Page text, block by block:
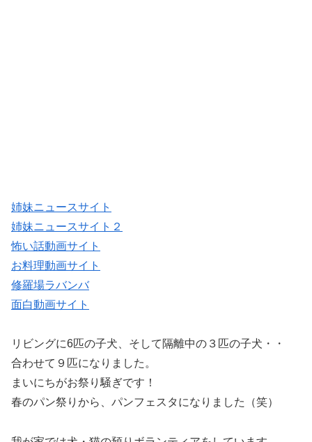
姉妹ニュースサイト
姉妹ニュースサイト２
怖い話動画サイト
お料理動画サイト
修羅場ラバンバ
面白動画サイト
リビングに6匹の子犬、そして隔離中の３匹の子犬・・
合わせて９匹になりました。
まいにちがお祭り騒ぎです！
春のパン祭りから、パンフェスタになりました（笑）